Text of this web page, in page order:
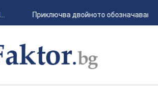
Приключва двойното обозначаване